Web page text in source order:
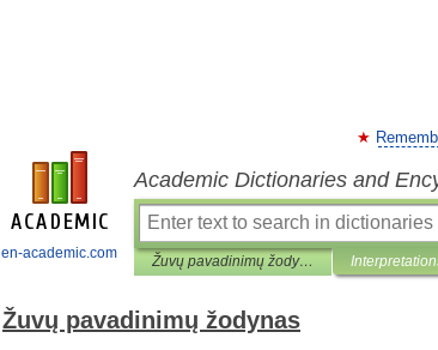
en-academic.com
Academic Dictionaries and
Žuvų pavadinimų žodynas
Žuvų pavadinimų žodynas